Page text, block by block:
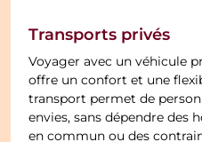
Transports privés
Voyager avec un véhicule
offre un confort et une
transport permet de
envies, sans dépendre des
en commun ou des